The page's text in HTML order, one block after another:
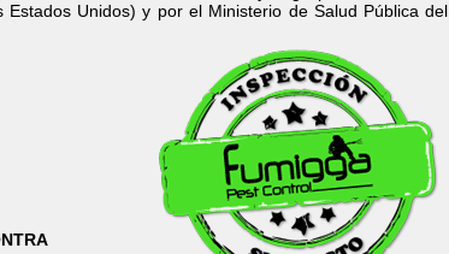
Unidos) y por el Ministerio de Salud Pública del